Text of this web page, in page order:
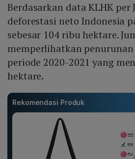
Berdasarkan data KLHK per
deforestasi neto Indonesia
sebesar 104 ribu hektare.
memperlihatkan
periode 2020-2021 yang
hektare.
Rekomendasi Produk